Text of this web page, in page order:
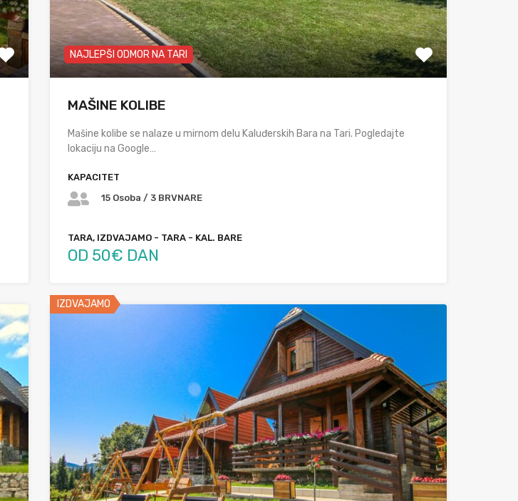
NAJLEPŠI ODMOR NA TARI
MAŠINE KOLIBE
Mašine kolibe se nalaze u mirnom delu Kaluđerskih Bara na Tari. Pogledajte
lokaciju na Google…
KAPACITET
15 Osoba / 3 BRVNARE
TARA, IZDVAJAMO - TARA - KAL. BARE
OD 50€ DAN
IZDVAJAMO